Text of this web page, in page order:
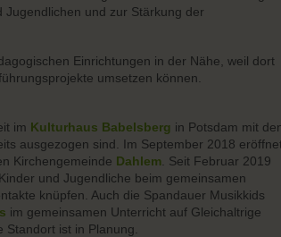
und zur Stärkung der
Einrichtungen in der Nähe, weil dort
umsetzen können.
im Kulturhaus Babelsberg in Potsdam mit
ausgezogen sind. Im September 2018
Kirchengemeinde Dahlem . Seit Februar 2019
und Jugendliche beim gemeinsamen
knüpfen. Auch die Spandauer Musikkids
im gemeinsamen Unterricht auf Gleichaltrige
ist in Planung.